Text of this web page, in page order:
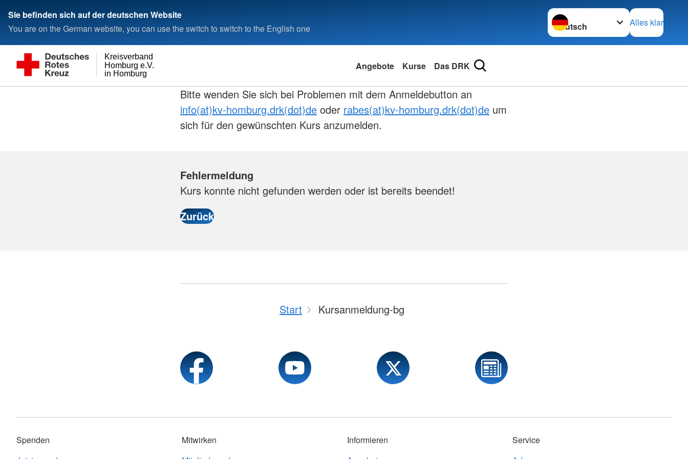
Sie befinden sich auf der deutschen Website
You are on the German website, you can use the switch to switch to the English one
Sprache wechseln zu
Alles klar
in Homburg
Homburg e.V.
Kreisverband
Angebote Kurse Das DRK
Bitte wenden Sie sich bei Problemen mit dem Anmeldebutton an
info(at)kv-homburg.drk(dot)de oder rabes(at)kv-homburg.drk(dot)de um
sich für den gewünschten Kurs anzumelden.
Fehlermeldung
Kurs konnte nicht gefunden werden oder ist bereits beendet!
Start Kursanmeldung-bg
Spenden
Mitwirken
Informieren
Service